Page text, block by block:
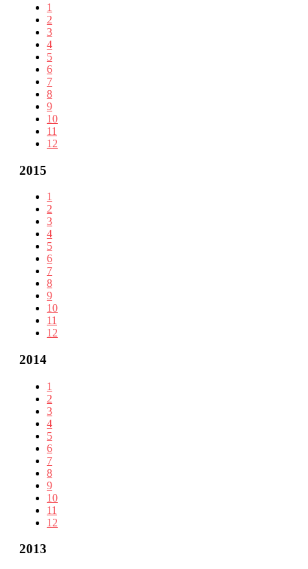
1
2
3
4
5
6
7
8
9
10
11
12
2015
1
2
3
4
5
6
7
8
9
10
11
12
2014
1
2
3
4
5
6
7
8
9
10
11
12
2013